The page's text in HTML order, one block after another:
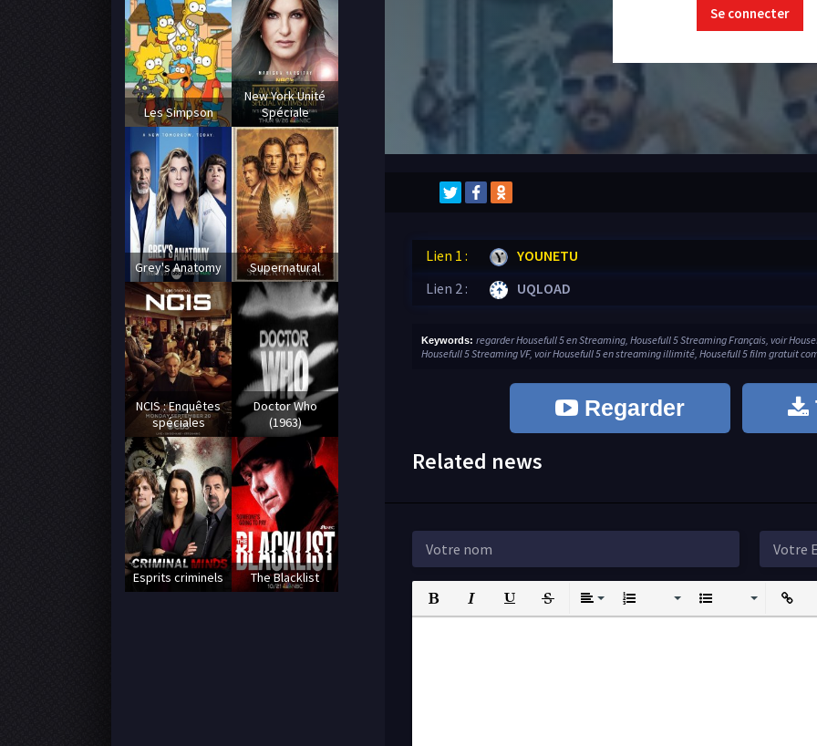
Se connecter
Lien 1 : YOUNETU
Lien 2 :
UQLOAD
Keywords: regarder Housefull 5 en Streaming, Housefull 5 Streaming Français, voir
Housefull 5 Streaming VF, voir Housefull 5 en streaming illimité, Housefull 5 film gratuit
Regarder
Related news
Bold Italic UnderlineStrikethrough
AlignOrdered List Unordered ListInsert
Les Simpson
New York Unité
Spéciale
Grey's Anatomy Supernatural
NCIS : Enquêtes
spéciales
Doctor Who
(1963)
Esprits criminels The Blacklist